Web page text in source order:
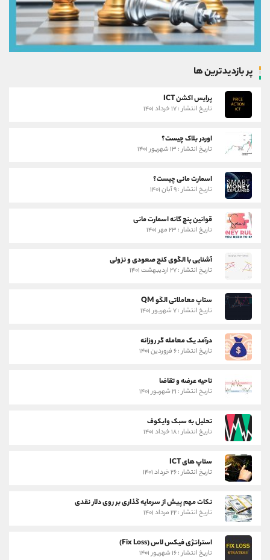
پر بازدیدترین ها
پرایس اکشن ICT
تاریخ انتشار : ۱۷ خرداد ۱۴۰۱
اوردر بلاک چیست؟
تاریخ انتشار : ۱۳ شهریور ۱۴۰۱
اسمارت مانی چیست؟
تاریخ انتشار : ۹ آبان ۱۴۰۱
قوانین پنج گانه اسمارت مانی
تاریخ انتشار : ۲۳ مهر ۱۴۰۱
آشنایی با الگوی کنج صعودی و نزولی
تاریخ انتشار : ۲۷ اردیبهشت ۱۴۰۱
ستاپ معاملاتی الگو QM
تاریخ انتشار : ۷ شهریور ۱۴۰۱
درآمد یک معامله گر روزانه
تاریخ انتشار : ۶ فروردین ۱۴۰۱
ناحیه عرضه و تقاضا
تاریخ انتشار : ۲۱ شهریور ۱۴۰۱
تحلیل به سبک وایکوف
تاریخ انتشار : ۱۸ خرداد ۱۴۰۱
ستاپ های ICT
تاریخ انتشار : ۲۶ خرداد ۱۴۰۱
نکات مهم پیش از سرمایه گذاری بر روی دلار نقدی
تاریخ انتشار : ۲۲ مرداد ۱۴۰۱
استراتژی فیکس لاس (Fix Loss)
تاریخ انتشار : ۱۶ شهریور ۱۴۰۱